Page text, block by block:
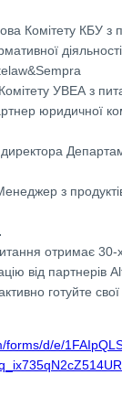
Комітету КБУ з
УВЕА з
юридичної
з
отримає 30-
від партнерів
готуйте
forms/d/e/